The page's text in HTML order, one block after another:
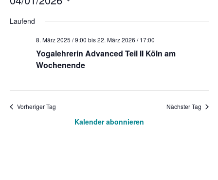
h
Laufend
8. März 2025 / 9:00 bis22. März 2026 / 17:00
Yogalehrerin Advanced Teil II Köln am
Wochenende
Vorheriger Tag Nächster Tag
Kalender abonnieren